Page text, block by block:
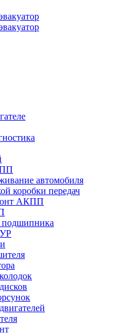
автомобиля
коробки передач
АКПП
подшипника